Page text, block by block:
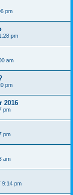
pm
pm
am
pm
2016
pm
pm
am
9:14 pm